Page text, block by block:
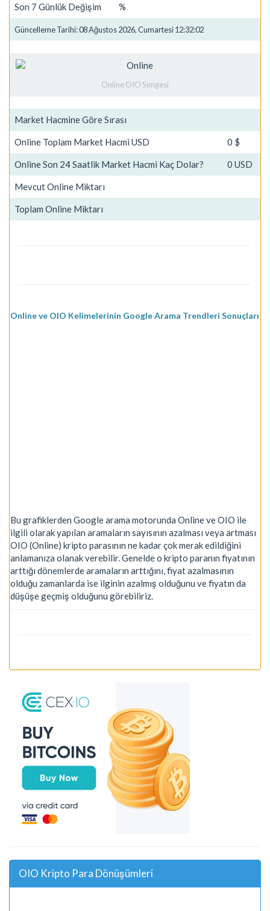
Son 7 Günlük Değişim %
Güncelleme Tarihi: 08 Ağustos 2026, Cumartesi 12:32:02
Online OIO Simgesi
Market Hacmine Göre Sırası
Online Toplam Market Hacmi USD 0 $
Online Son 24 Saatlik Market Hacmi Kaç Dolar? 0 USD
Mevcut Online Miktarı
Toplam Online Miktarı
Online ve OIO Kelimelerinin Google Arama Trendleri Sonuçları
Bu grafiklerden Google arama motorunda Online ve OIO ile
ilgili olarak yapılan aramaların sayısının azalması veya artması
OIO (Online) kripto parasının ne kadar çok merak edildiğini
anlamanıza olanak verebilir. Genelde o kripto paranın fiyatının
arttığı dönemlerde aramaların arttığını, fiyat azalmasının
olduğu zamanlarda ise ilginin azalmış olduğunu ve fiyatın da
düşüşe geçmiş olduğunu görebiliriz.
OIO Kripto Para Dönüşümleri